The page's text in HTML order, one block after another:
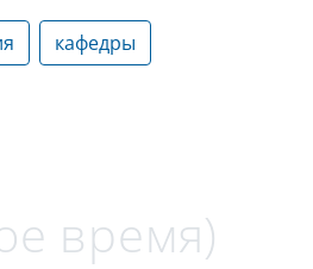
кафедры
время)